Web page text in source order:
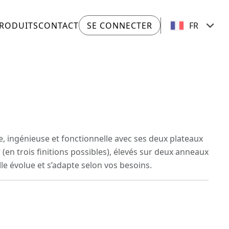
CONTACT SE CONNECTER
ingénieuse et fonctionnelle avec ses deux plateaux
trois finitions possibles), élevés sur deux anneaux
évolue et s’adapte selon vos besoins.